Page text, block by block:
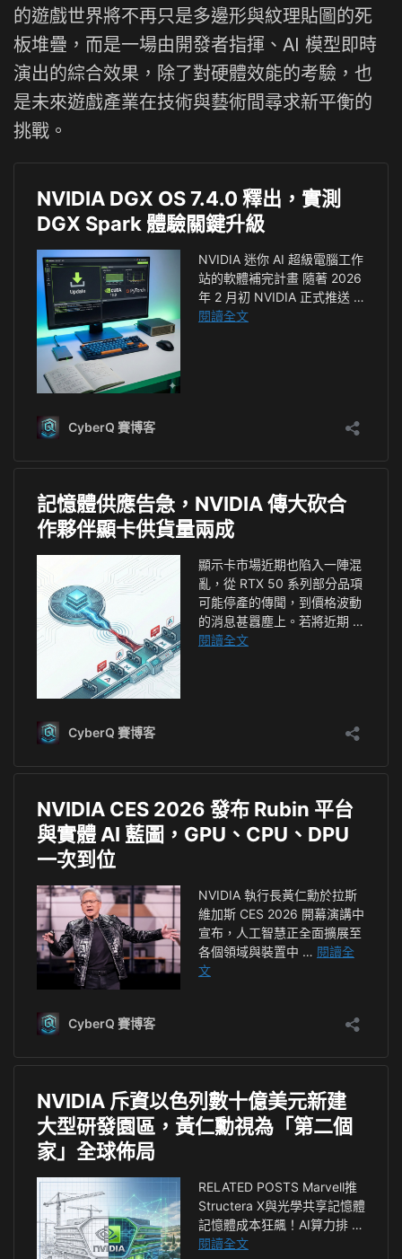
的遊戲世界將不再只是多邊形與紋理貼圖的死
板堆疊，而是一場由開發者指揮、AI 模型即時
演出的綜合效果，除了對硬體效能的考驗，也
是未來遊戲產業在技術與藝術間尋求新平衡的
挑戰。